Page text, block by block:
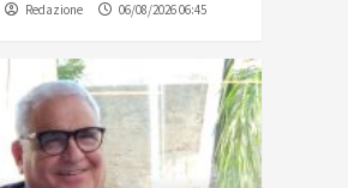
Redazione 06/08/2026 06:45